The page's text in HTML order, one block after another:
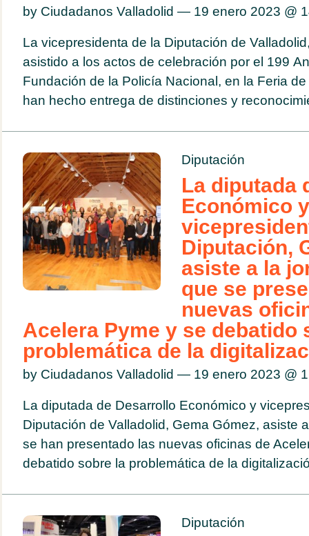
by Ciudadanos Valladolid — 19 enero 2023 @
La vicepresidenta de la Diputación de
asistido a los actos de celebración por el 199
Fundación de la Policía Nacional, en la Feria
han hecho entrega de distinciones y
Diputación
La diputada
Económico y
Diputación,
asiste a la
que se
nuevas
Acelera Pyme y se debatido
problemática de la
by Ciudadanos Valladolid — 19 enero 2023 @
La diputada de Desarrollo Económico y
Diputación de Valladolid, Gema Gómez, asiste
se han presentado las nuevas oficinas de
debatido sobre la problemática de la
Diputación